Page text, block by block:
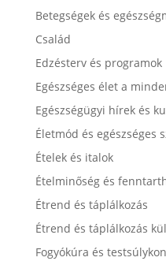
Betegségek és
Család
Edzésterv és programok
Egészséges élet a
Egészségügyi hírek és
Életmód és egészséges
Ételek és italok
Ételminőség és
Étrend és táplálkozás
Étrend és táplálkozás
Fogyókúra és